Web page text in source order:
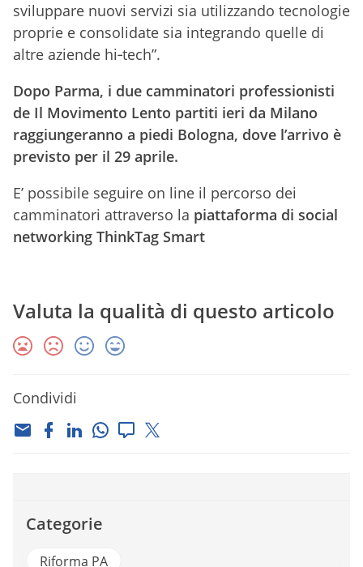
sviluppare nuovi servizi sia utilizzando tecnologie
proprie e consolidate sia integrando quelle di
altre aziende hi‐tech”.
Dopo Parma, i due camminatori professionisti
de Il Movimento Lento partiti ieri da Milano
raggiungeranno a piedi Bologna, dove l’arrivo è
previsto per il 29 aprile.
E’ possibile seguire on line il percorso dei
camminatori attraverso la piattaforma di social
networking ThinkTag Smart
Valuta la qualità di questo articolo
Condividi
Categorie
Riforma PA